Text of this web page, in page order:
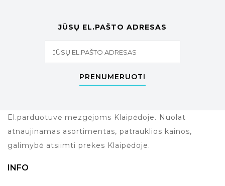
JŪSŲ EL.PAŠTO ADRESAS
PRENUMERUOTI
El.parduotuvė mezgėjoms Klaipėdoje. Nuolat
atnaujinamas asortimentas, patrauklios kainos,
galimybė atsiimti prekes Klaipėdoje.
INFO